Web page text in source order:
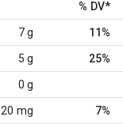
% DV*
7 g 11%
5 g 25%
0 g
20 mg 7%